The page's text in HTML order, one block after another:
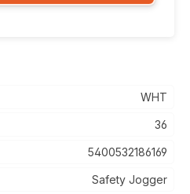
WHT
36
5400532186169
Safety Jogger